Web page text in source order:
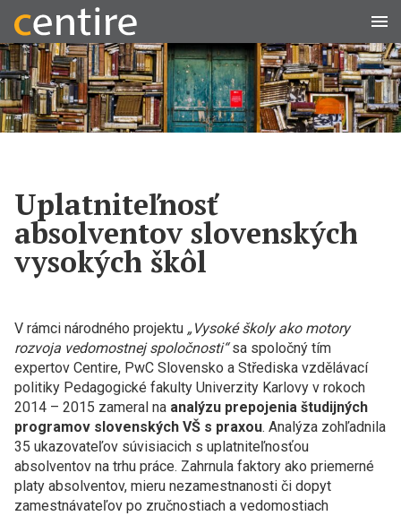
Uplatniteľnosť
absolventov slovenských
vysokých škôl
V rámci národného projektu „Vysoké školy ako motory
rozvoja vedomostnej spoločnosti“sa spoločný tím
expertov Centire, PwC Slovensko a Střediska vzdělávací
politiky Pedagogické fakulty Univerzity Karlovy v rokoch
2014 – 2015 zameral na analýzu prepojenia študijných
programov slovenských VŠ s praxou. Analýza zohľadnila
35 ukazovateľov súvisiacich s uplatniteľnosťou
absolventov na trhu práce. Zahrnula faktory ako priemerné
platy absolventov, mieru nezamestnanosti či dopyt
zamestnávateľov po zručnostiach a vedomostiach